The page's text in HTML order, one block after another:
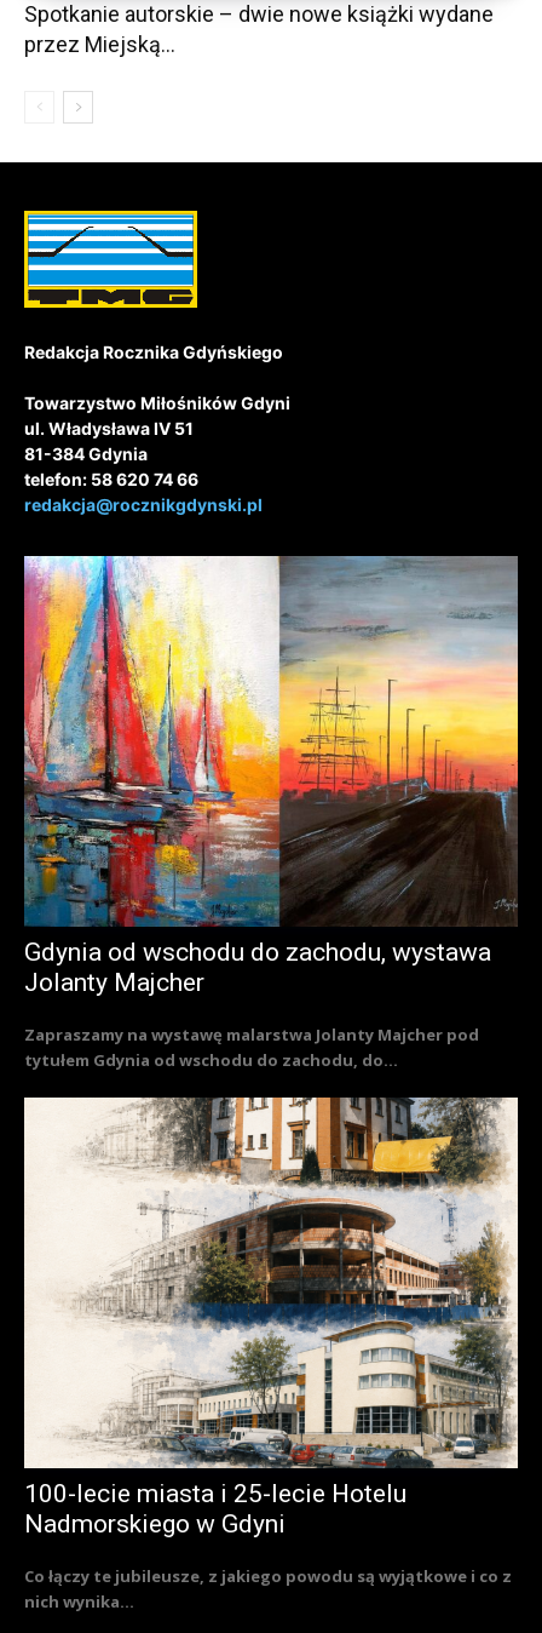
Spotkanie autorskie – dwie nowe książki wydane
przez Miejską...
Redakcja Rocznika Gdyńskiego
Towarzystwo Miłośników Gdyni
ul. Władysława IV 51
81-384 Gdynia
telefon: 58 620 74 66
redakcja@rocznikgdynski.pl
Gdynia od wschodu do zachodu, wystawa
Jolanty Majcher
Zapraszamy na wystawę malarstwa Jolanty Majcher pod
tytułem Gdynia od wschodu do zachodu, do...
100-lecie miasta i 25-lecie Hotelu
Nadmorskiego w Gdyni
Co łączy te jubileusze, z jakiego powodu są wyjątkowe i co z
nich wynika...